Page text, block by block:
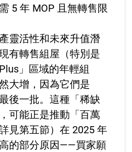
5 年 MOP 且無轉售限
靈活性和未來升值潛
有轉售組屋（特別是
」區域的年輕組
大增，因為它們是
後一批。這種「稀缺
可能正是推動「百萬
見第五節）在 2025 年
的部分原因——買家願